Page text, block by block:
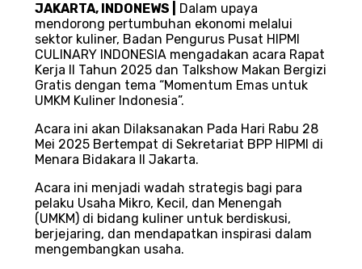
‎‎JAKARTA, INDONEWS |
Dalam upaya
mendorong pertumbuhan ekonomi melalui
sektor kuliner, Badan Pengurus Pusat HIPMI
CULINARY INDONESIA mengadakan acara Rapat
Kerja II Tahun 2025 dan Talkshow Makan Bergizi
Gratis dengan tema “Momentum Emas untuk
UMKM Kuliner Indonesia”.
Acara ini akan Dilaksanakan Pada Hari Rabu 28
Mei 2025 Bertempat di Sekretariat BPP HIPMI di
Menara Bidakara II Jakarta.
‎Acara ini menjadi wadah strategis bagi para
pelaku Usaha Mikro, Kecil, dan Menengah
(UMKM) di bidang kuliner untuk berdiskusi,
berjejaring, dan mendapatkan inspirasi dalam
mengembangkan usaha.